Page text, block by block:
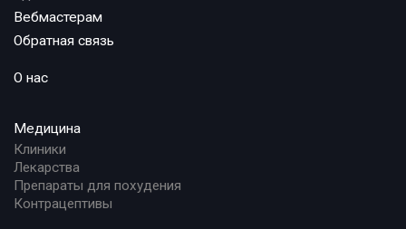
Вебмастерам
Обратная связь
О нас
Медицина
Клиники
Лекарства
Препараты для похудения
Контрацептивы